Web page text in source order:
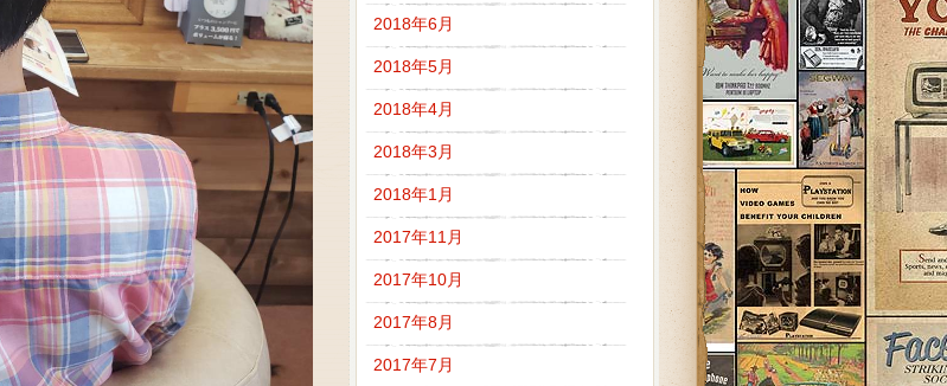
2018年6月
2018年5月
2018年4月
2018年3月
2018年1月
2017年11月
2017年10月
2017年8月
2017年7月